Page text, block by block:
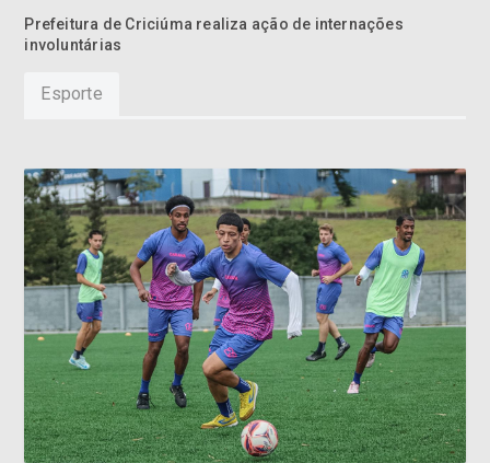
Prefeitura de Criciúma realiza ação de internações
involuntárias
Esporte